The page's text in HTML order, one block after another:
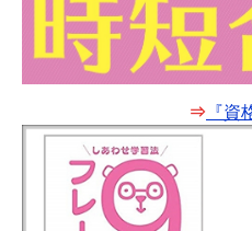
⇒ 『資